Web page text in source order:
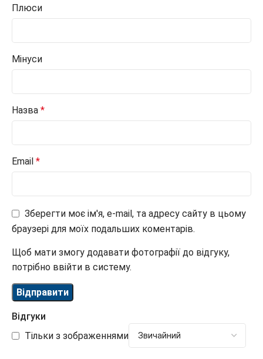
Відгуки
Тільки з зображеннями
Плюси
Мінуси
Назва *
Email *
Зберегти моє ім'я, e-mail, та адресу сайту в цьому
браузері для моїх подальших коментарів.
Щоб мати змогу додавати фотографії до відгуку,
потрібно ввійти в систему.